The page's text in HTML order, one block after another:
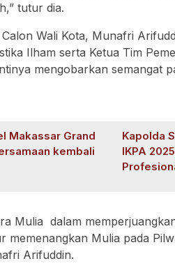
tutur dia.
Wali Kota, Munafri
Ilham serta Ketua Tim
mengobarkan semangat
Makassar Grand
kembali
Kapolda
IKPA
Mulia dalam
memenangkan Mulia pada
Arifuddin.